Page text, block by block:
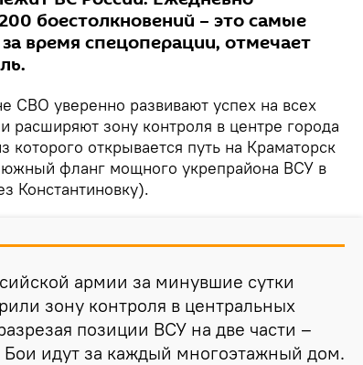
боестолкновений – это самые
время спецоперации, отмечает
СВО уверенно развивают успех на всех
расширяют зону контроля в центре города
которого открывается путь на Краматорск
фланг мощного укрепрайона ВСУ в
Константиновку).
армии за минувшие сутки
зону контроля в центральных
позиции ВСУ на две части –
идут за каждый многоэтажный дом.